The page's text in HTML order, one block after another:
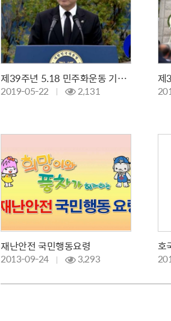
제39주년 5.18 민주화운동 기념식
2019-05-22 2,131
재난안전 국민행동요령
2013-09-24 3,293
호